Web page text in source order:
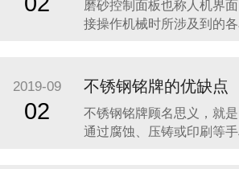
磨砂控制面板也称人机界
接操作机械时所涉及到的
的纽带，直接影响到机械的
安全性、准确性和可靠性
设计是机械设计中的一个
设计中仅注
2019-09
02
不锈钢铭牌的优缺点
不锈钢铭牌顾名思义，就
通过腐蚀、压铸或印刷等